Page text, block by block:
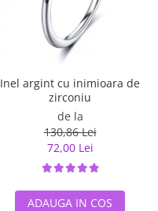
Inel argint cu inimioara de
zirconiu
de la
130,86 Lei
72,00 Lei
ADAUGA IN COS